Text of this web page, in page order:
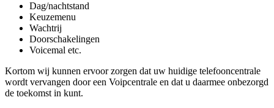
Dag/nachtstand
Keuzemenu
Wachtrij
Doorschakelingen
Voicemal etc.
Kortom wij kunnen ervoor zorgen dat uw huidige telefooncentrale
wordt vervangen door een Voipcentrale en dat u daarmee onbezorgd
de toekomst in kunt.